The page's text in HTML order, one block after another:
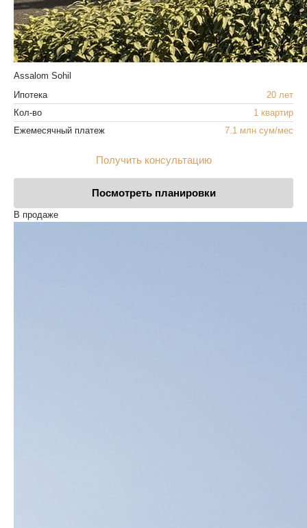
Assalom Sohil
Ипотека
20 лет
Кол-во
1 квартир
Ежемесячный платеж
7.1 млн сум/мес
Получить консультацию
Посмотреть планировки
В продаже